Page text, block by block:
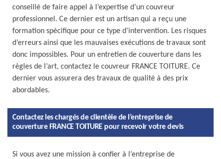
conseillé de faire appel à l’expertise d’un couvreur
professionnel. Ce dernier est un artisan qui a reçu une
formation spécifique pour ce type d’intervention. Les risques
d’erreurs ainsi que les mauvaises exécutions de travaux sont
donc impossibles. Pour un entretien de couverture dans les
règles de l’art, contactez le couvreur FRANCE TOITURE. Ce
dernier vous assurera des travaux de qualité à des prix
abordables.
Contactez les chargés de clientèle de l’entreprise de
couverture FRANCE TOITURE pour recevoir votre devis
Si vous avez une mission à confier à l’entreprise de